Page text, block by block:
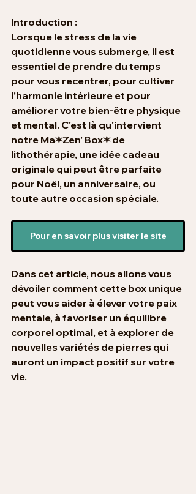
Introduction :
Lorsque le stress de la vie
quotidienne vous submerge, il est
essentiel de prendre du temps
pour vous recentrer, pour cultiver
l'harmonie intérieure et pour
améliorer votre bien-être physique
et mental. C'est là qu'intervient
notre Ma🟍Zen' Box🟍 de
lithothérapie, une idée cadeau
originale qui peut être parfaite
pour Noël, un anniversaire, ou
toute autre occasion spéciale.
Pour en savoir plus visiter le site
Dans cet article, nous allons vous
dévoiler comment cette box unique
peut vous aider à élever votre paix
mentale, à favoriser un équilibre
corporel optimal, et à explorer de
nouvelles variétés de pierres qui
auront un impact positif sur votre
vie.